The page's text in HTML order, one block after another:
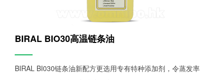
BIRAL BIO30高温链条油
——
BIRAL BI030链条油新配方更选用专有特种添加剂，令蒸发率